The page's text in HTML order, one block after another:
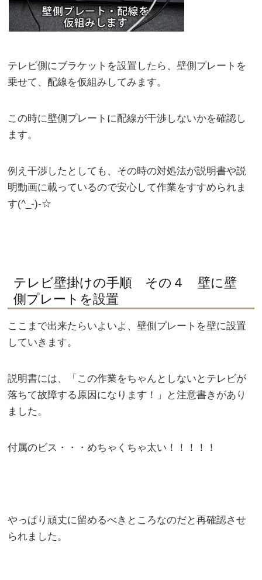
テレビ側にブラケットを設置したら、壁側プレートを
乗せて、配線を仮組みしてみます。
この時に壁側プレートに配線が干渉しないかを確認し
ます。
例え干渉したとしても、その時の対処法が説明書や説
明動画に載っているので安心して作業をすすめられま
す(^_-)-☆
テレビ壁掛けの手順 その４ 壁に壁
側プレートを設置
ここまで出来たらいよいよ、壁側プレートを壁に設置
していきます。
説明書には、「この作業をちゃんとしないとテレビが
落ちて故障する原因になります！」と注意書きがあり
ました。
付属のビス・・・めちゃくちゃ太い！！！！！
やっぱり頑丈に留めるべきところなのだと再確認させ
られました。